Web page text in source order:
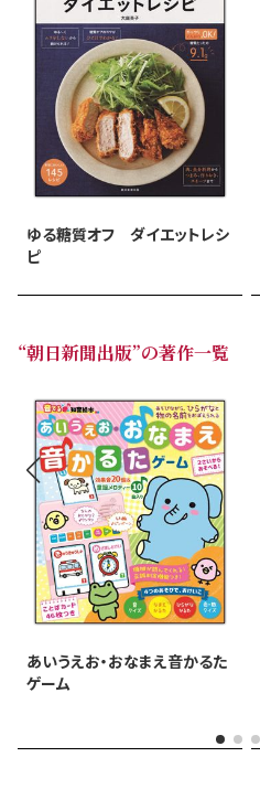
ゆる糖質オフ ダイエットレシ
ピ
“朝日新聞出版”の著作一覧
あいうえお・おなまえ音かるた
ゲーム